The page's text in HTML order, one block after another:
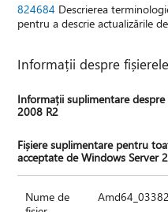
824684 Descrierea
pentru a descrie actualizările
Informații despre
Informații suplimentare
2008 R2
Fișiere suplimentare pentru
acceptate de Windows Server
Nume de